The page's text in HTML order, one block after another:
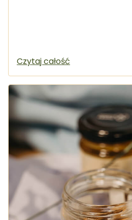
Czytaj całość